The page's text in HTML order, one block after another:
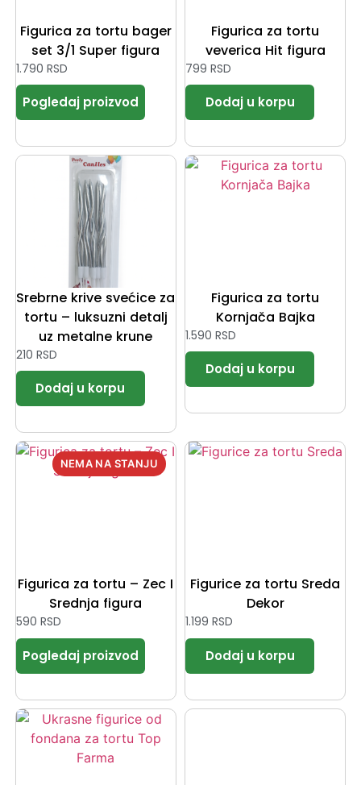
Figurica za tortu bager
set 3/1 Super figura
1.790 RSD
Figurica za tortu
veverica Hit figura
799 RSD
Srebrne krive svećice za
tortu – luksuzni detalj
uz metalne krune
210 RSD
Figurica za tortu
Kornjača Bajka
1.590 RSD
Figurica za tortu – Zec I
Srednja figura
590 RSD
Figurice za tortu Sreda
Dekor
1.199 RSD